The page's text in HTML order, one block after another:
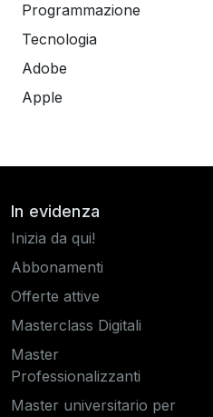
Programmazione
Tecnologia
Adobe
Apple
In evidenza
Inizia da qui!
Abbonamenti
Offerte attive
Masterclass Digitali
Master
Professionalizzanti
Master universitario per